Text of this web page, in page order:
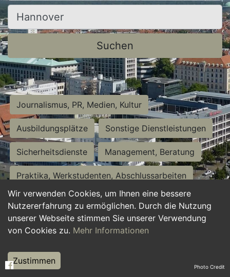
Wir verwenden Cookies, um Ihnen eine bessere
Nutzererfahrung zu ermöglichen. Durch die Nutzung
unserer Webseite stimmen Sie unserer Verwendung
von Cookies zu. Mehr Informationen
Zustimmen
Ort, Stadt
Suchen
Journalismus, PR, Medien, Kultur
Ausbildungsplätze Sonstige Dienstleistungen
Sicherheitsdienste Management, Beratung
Praktika, Werkstudenten, Abschlussarbeiten
Personalwesen Assistenz, Sekretariat
Hilfskräfte, Aushilfs- und Nebenjobs
Weiterbildung, Studium, duale Ausbildung Photo Credit